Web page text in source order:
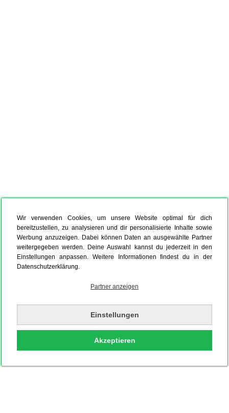
Wir verwenden Cookies, um unsere Website optimal für dich
bereitzustellen, zu analysieren und dir personalisierte Inhalte sowie
Werbung anzuzeigen. Dabei können Daten an ausgewählte Partner
weitergegeben werden. Deine Auswahl kannst du jederzeit in den
Einstellungen anpassen. Weitere Informationen findest du in der
Datenschutzerklärung.
Partner anzeigen
Einstellungen
Akzeptieren